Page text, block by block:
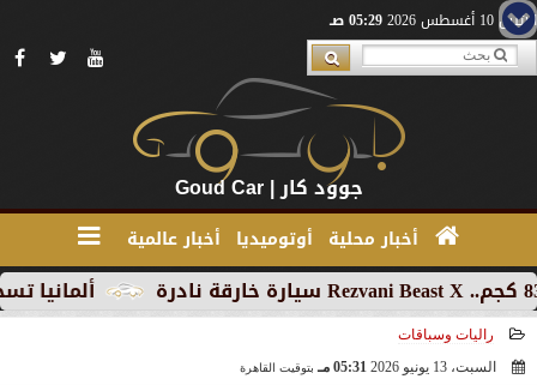
الإثنين 10 أغسطس 2026 05:29 صـ
جوود كار | Goud Car
أخبار محلية أوتوميديا أخبار عالمية
ألمانيا تسجل
راليات وسباقات
السبت، 13 يونيو 2026
05:31 مـ بتوقيت القاهرة